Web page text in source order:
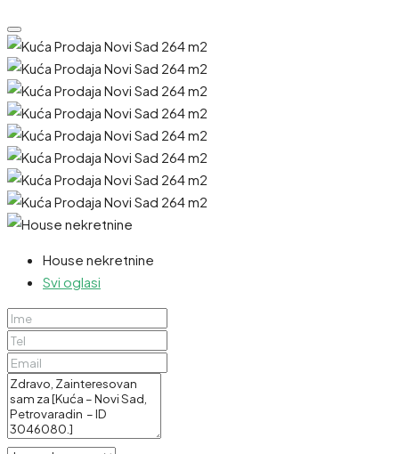
House nekretnine
Svi oglasi